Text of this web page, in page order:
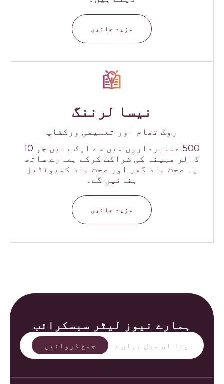
مزید جانیں
نیسا لرننگ
روک تھام اور تعلیمی ورکشاپ
500 علمبرداروں میں سے ایک بنیں جو 10
ڈالر مہینہ کی شراکت کرکے ہمارے ساتھ
یہ صحت مند گھر اور صحت مند کمیونٹیز
بنائیں گے۔
مزید جانیں
ہمارے نیوز لیٹر سبسکرائب